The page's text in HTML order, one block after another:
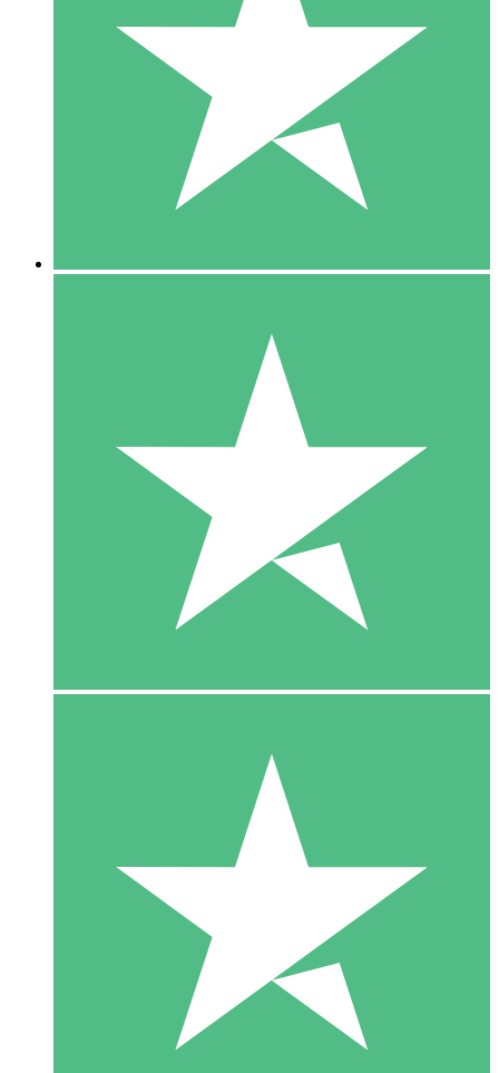
Payez à l'utilisation avec des crédits de téléchargement. Sans
1 Téléchargement
10 00
10 Téléchargements
20 00